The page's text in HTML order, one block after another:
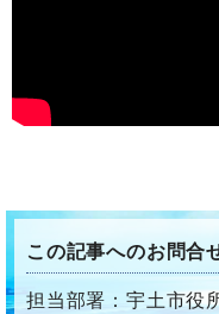
この記事へのお問合
担当部署：宇土市役